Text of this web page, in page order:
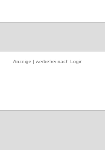
Anzeige | werbefrei nach Login